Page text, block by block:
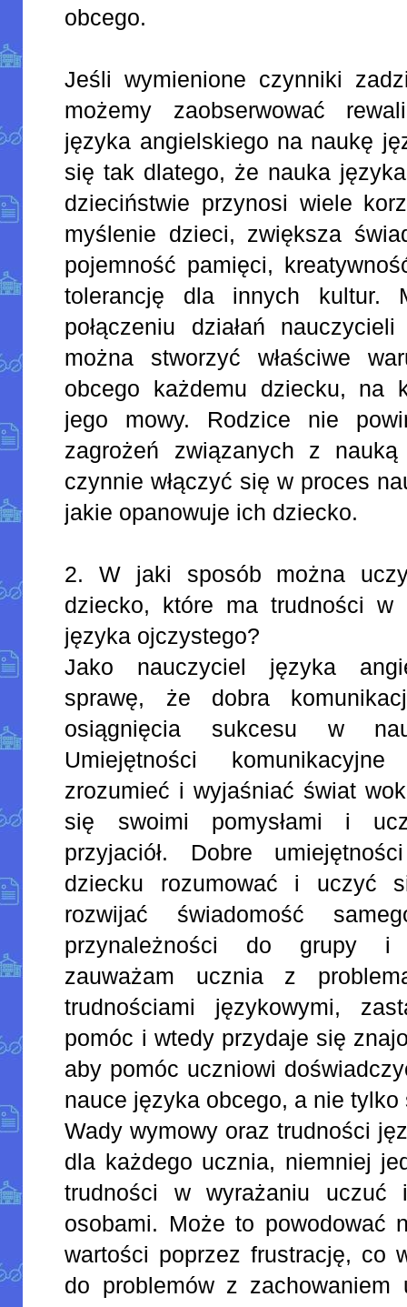
obcego.
Jeśli wymienione czynniki
możemy zaobserwować
języka angielskiego na naukę
się tak dlatego, że nauka
dzieciństwie przynosi wiele
myślenie dzieci, zwiększa
pojemność pamięci,
tolerancję dla innych kultur.
połączeniu działań
można stworzyć właściwe
obcego każdemu dziecku, na
jego mowy. Rodzice nie
zagrożeń związanych z
czynnie włączyć się w proces
jakie opanowuje ich dziecko.
2. W jaki sposób można
dziecko, które ma trudności w
języka ojczystego?
Jako nauczyciel języka
sprawę, że dobra
osiągnięcia sukcesu w
Umiejętności
zrozumieć i wyjaśniać świat
się swoimi pomysłami i
przyjaciół. Dobre
dziecku rozumować i uczyć
rozwijać świadomość
przynależności do grupy i
zauważam ucznia z
trudnościami językowymi,
pomóc i wtedy przydaje się
aby pomóc uczniowi
nauce języka obcego, a nie
Wady wymowy oraz trudności
dla każdego ucznia, niemniej
trudności w wyrażaniu
osobami. Może to powodować
wartości poprzez frustrację, co
do problemów z